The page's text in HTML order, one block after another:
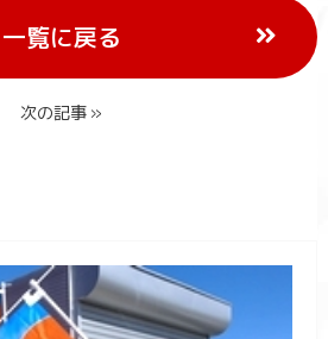
一覧に戻る
次の記事 »